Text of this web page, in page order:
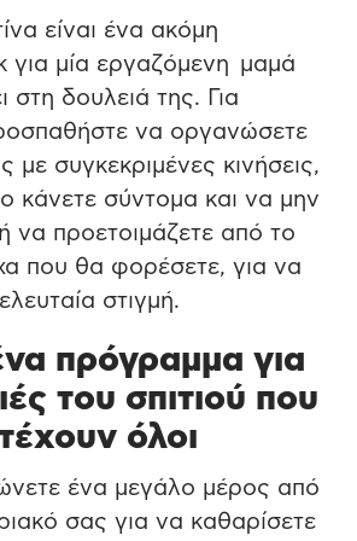
είναι ένα ακόμη
για μία εργαζόμενη μαμά
στη δουλειά της. Για
να οργανώσετε
με συγκεκριμένες κινήσεις,
κάνετε σύντομα και να μην
να προετοιμάζετε από το
που θα φορέσετε, για να
στιγμή.
πρόγραμμα για
του σπιτιού που
όλοι
ένα μεγάλο μέρος από
σας για να καθαρίσετε